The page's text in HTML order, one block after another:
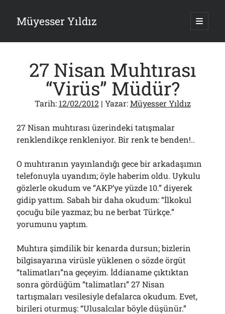
Müyesser Yıldız ana
Yan
Menü
Türkiye 2.0’a Gidiş!..
05/08/2026
Er Gaziler 20 Gün Sonra Gelen MSB Heyetine Böyle İsyan Etti:“Bizi
Teröristlere G……yle Güldürdünüz”
01/08/2026
Papazın “Komutanı” Ayasofya ve Patrikhane İçin ABD’yi Göreve
Çağırdı!..
31/07/2026
Arşivler
27 Nisan Muhtırası
“Virüs” Müdür?
Tarih: 12/02/2012| Yazar:Müyesser Yıldız
27 Nisan muhtırası üzerindeki tatışmalar
renklendikçe renkleniyor. Bir renk te benden!..
O muhtıranın yayınlandığı gece bir arkadaşımın
telefonuyla uyandım; öyle haberim oldu. Uykulu
gözlerle okudum ve “AKP’ye yüzde 10.” diyerek
gidip yattım. Sabah bir daha okudum: “İlkokul
çocuğu bile yazmaz; bu ne berbat Türkçe.”
yorumunu yaptım.
Muhtıra şimdilik bir kenarda dursun; bizlerin
bilgisayarına virüsle yüklenen o sözde örgüt
“talimatları”na geçeyim. İddianame çıktıktan
sonra gördüğüm “talimatları” 27 Nisan
tartışmaları vesilesiyle defalarca okudum. Evet,
birileri oturmuş: “Ulusalcılar böyle düşünür.”